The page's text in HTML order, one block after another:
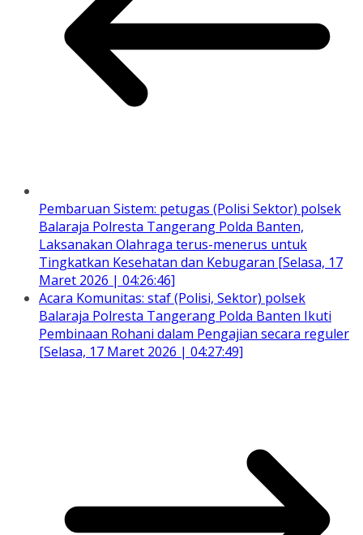
Pembaruan Sistem: petugas (Polisi Sektor) polsek
Balaraja Polresta Tangerang Polda Banten,
Laksanakan Olahraga terus-menerus untuk
Tingkatkan Kesehatan dan Kebugaran [Selasa, 17
Maret 2026 | 04:26:46]
Acara Komunitas: staf (Polisi, Sektor) polsek
Balaraja Polresta Tangerang Polda Banten Ikuti
Pembinaan Rohani dalam Pengajian secara reguler
[Selasa, 17 Maret 2026 | 04:27:49]